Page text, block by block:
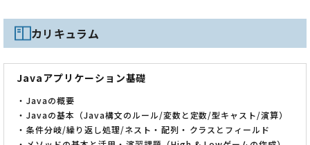
カリキュラム
Javaアプリケーション基礎
Javaの概要
Javaの基本（Java構文のルール/変数と定数/型キャスト/演算）
条件分岐/繰り返し処理/ネスト
配列
クラスとフィールド